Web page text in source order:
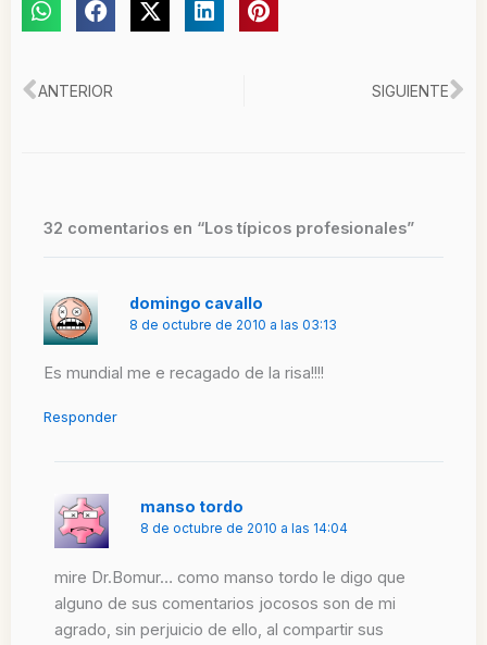
Ant
ANTERIOR SIGUIENTE
32 comentarios en “Los típicos profesionales”
domingo cavallo
8 de octubre de 2010 a las 03:13
Es mundial me e recagado de la risa!!!!
Responder
manso tordo
8 de octubre de 2010 a las 14:04
mire Dr.Bomur… como manso tordo le digo que
alguno de sus comentarios jocosos son de mi
agrado, sin perjuicio de ello, al compartir sus